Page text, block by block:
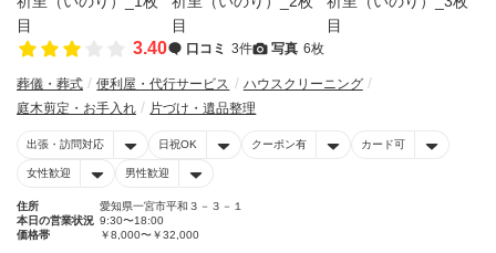
3.40 口コミ 3件 写真 6枚
葬儀・葬式 便利屋・代行サービス
ハウスクリーニング
庭木剪定・お手入れ
片づけ・遺品整理
出張・訪問対応 日祝OK クーポン有 カード可
女性歓迎 男性歓迎
住所
愛知県一宮市平和３－３－１
本日の営業状況 9:30〜18:00
価格帯
￥8,000〜￥32,000